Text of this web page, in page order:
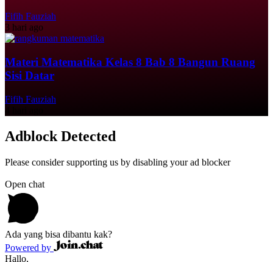
Fifih Fauziah
3 hari ago
Materi Matematika Kelas 8 Bab 8 Bangun Ruang
Sisi Datar
Fifih Fauziah
Adblock Detected
Please consider supporting us by disabling your ad blocker
Open chat
Ada yang bisa dibantu kak?
Powered by
Hallo,